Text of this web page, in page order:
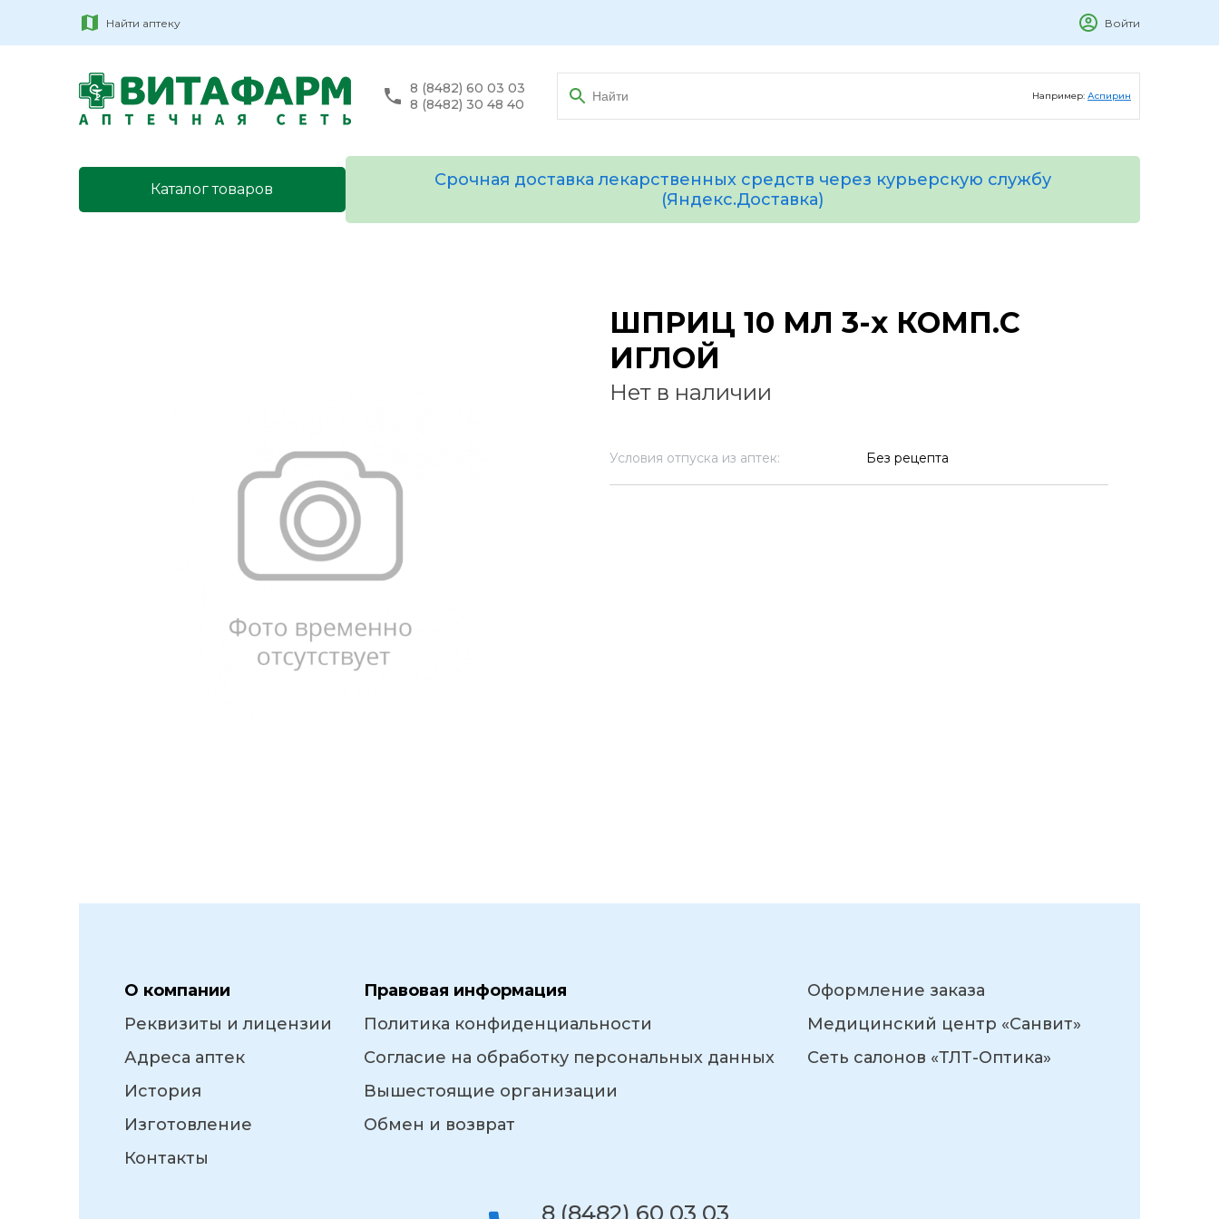
Найти аптеку Войти
8 (8482) 60 03 03
8 (8482) 30 48 40
Например: Аспирин
Каталог товаров
Срочная доставка лекарственных средств через курьерскую службу
(Яндекс.Доставка)
ШПРИЦ 10 МЛ 3-х КОМП.С
ИГЛОЙ
Нет в наличии
Условия отпуска из аптек: Без рецепта
О компании
Реквизиты и лицензии
Адреса аптек
История
Изготовление
Контакты
Правовая информация
Политика конфиденциальности
Согласие на обработку персональных данных
Вышестоящие организации
Обмен и возврат
Оформление заказа
Медицинский центр «Санвит»
Сеть салонов «ТЛТ-Оптика»
8 (8482) 60 03 03